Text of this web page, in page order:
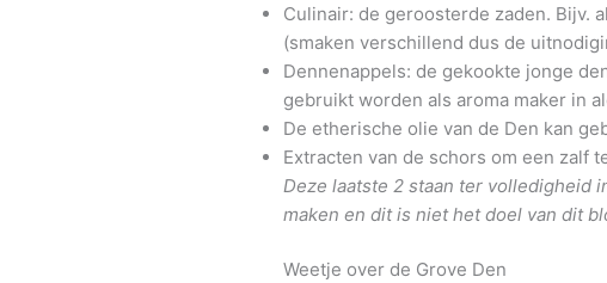
Culinair: de geroosterde zaden. Bijv.
(smaken verschillend dus de
Dennenappels: de gekookte jonge
gebruikt worden als aroma maker in
De etherische olie van de Den kan
Extracten van de schors om een zalf
Deze laatste 2 staan ter volledigheid
maken en dit is niet het doel van dit
Weetje over de Grove Den